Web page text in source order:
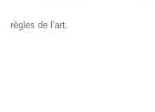
règles de l’art.